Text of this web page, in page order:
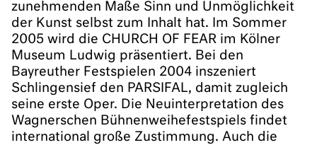
zunehmenden Maße Sinn und Unmöglichkeit
der Kunst selbst zum Inhalt hat. Im Sommer
2005 wird die CHURCH OF FEAR im Kölner
Museum Ludwig präsentiert. Bei den
Bayreuther Festspielen 2004 inszeniert
Schlingensief den PARSIFAL, damit zugleich
seine erste Oper. Die Neuinterpretation des
Wagnerschen Bühnenweihefestspiels findet
international große Zustimmung. Auch die